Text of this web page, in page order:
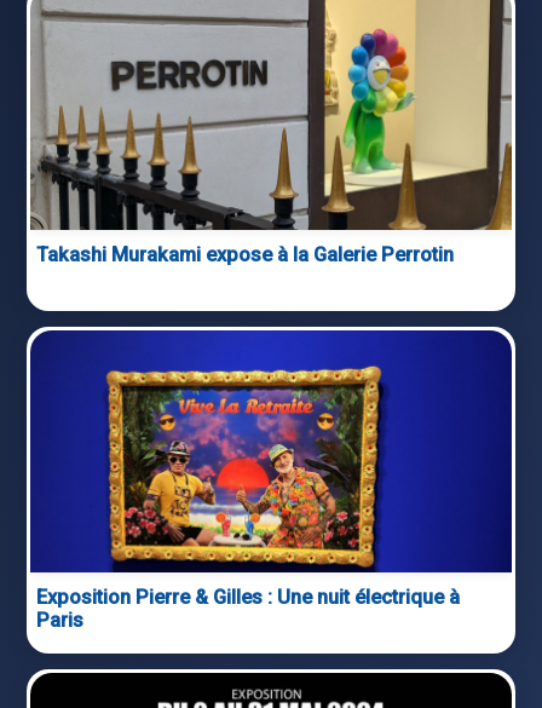
Takashi Murakami expose à la Galerie Perrotin
Exposition Pierre & Gilles : Une nuit électrique à
Paris